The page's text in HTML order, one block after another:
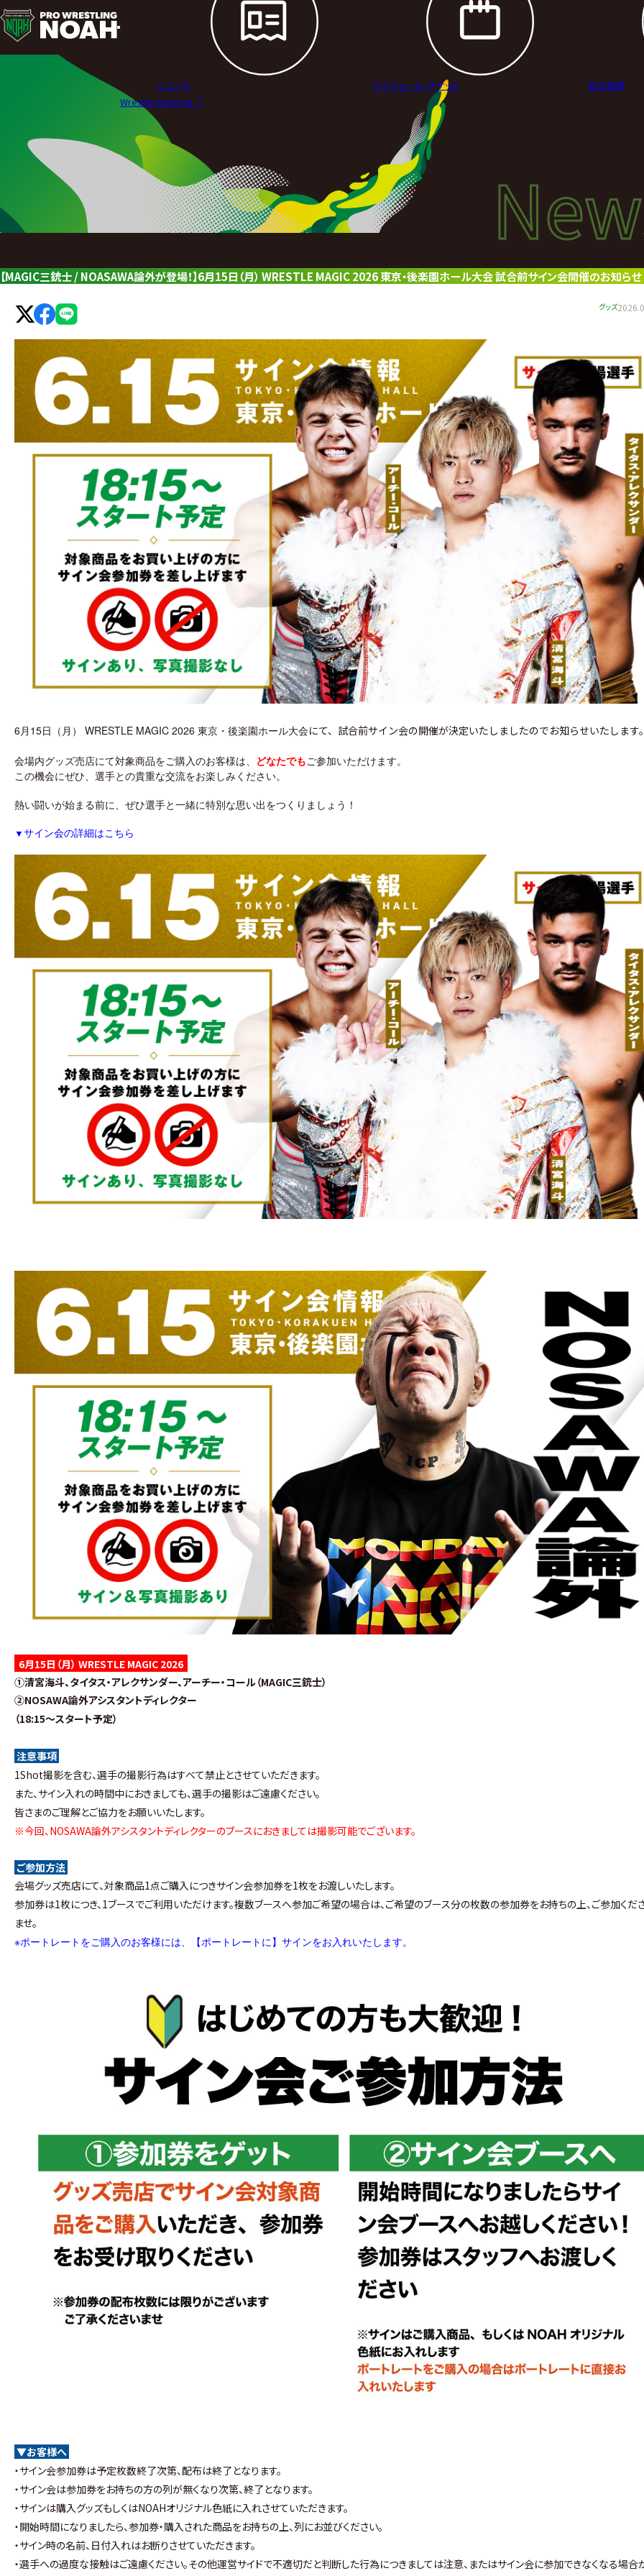
ニ
ュ
レ
ス
リ
グ・
式
ニュース スケジュール/チケット
試合結果
Wrestle Universe ↗︎
ニ
【MAGIC三銃士 / NOASAWA論外が登場！】6月15日（月） WRESTLE MAGIC 2026 東京・後楽園ホール大会 試合前サイン会開催のお知らせ
グッズ
6月15日（月） WRESTLE MAGIC 2026 東京・後楽園ホール大会にて、試合前サイン会の開催が決定いたしましたのでお知らせいたします
会場内グッズ売店にて対象商品をご購入のお客様は、 どなたでもご参加いただけます。
この機会にぜひ、選手との貴重な交流をお楽しみください。
熱い闘いが始まる前に、ぜひ選手と一緒に特別な思い出をつくりましょう！
▼サイン会の詳細はこちら
6月15日（月） WRESTLE MAGIC 2026
①清宮海斗、タイタス・アレクサンダー、アーチー・コール（MAGIC三銃士）
②NOSAWA論外アシスタントディレクター
（18:15〜スタート予定）
注意事項
1Shot撮影を含む、選手の撮影行為はすべて禁止とさせていただきます。
また、サイン入れの時間中におきましても、選手の撮影はご遠慮ください。
皆さまのご理解とご協力をお願いいたします。
※今回、NOSAWA論外アシスタントディレクターのブースにおきましては撮影可能でございます。
ご参加方法
会場グッズ売店にて、対象商品1点ご購入につきサイン会参加券を1枚をお渡しいたします。
参加券は1枚につき、1ブースでご利用いただけます。複数ブースへ参加ご希望の場合は、ご希望のブース分の枚数の参加券をお持ちの上、ご参加くだ
ませ。
※ポートレートをご購入のお客様には、【ポートレートに】サインをお入れいたします。
▼お客様へ
・サイン会参加券は予定枚数終了次第、配布は終了となります。
・サイン会は参加券をお持ちの方の列が無くなり次第、終了となります。
・サインは購入グッズもしくはNOAHオリジナル色紙に入れさせていただきます。
・開始時間になりましたら、参加券・購入された商品をお持ちの上、列にお並びください。
・サイン時の名前、日付入れはお断りさせていただきます。
・選手への過度な接触はご遠慮ください。その他運営サイドで不適切だと判断した行為につきましては注意、またはサイン会に参加できなくなる場合